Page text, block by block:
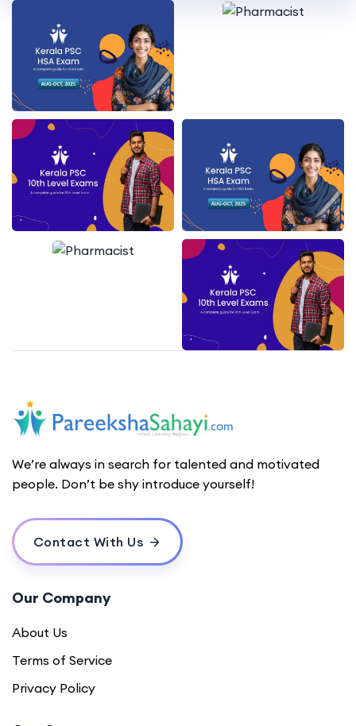
We’re always in search for talented and motivated
people. Don’t be shy introduce yourself!
Contact With Us
Our Company
About Us
Terms of Service
Privacy Policy